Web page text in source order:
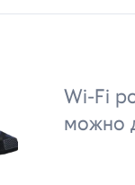
Wi-Fi
можно